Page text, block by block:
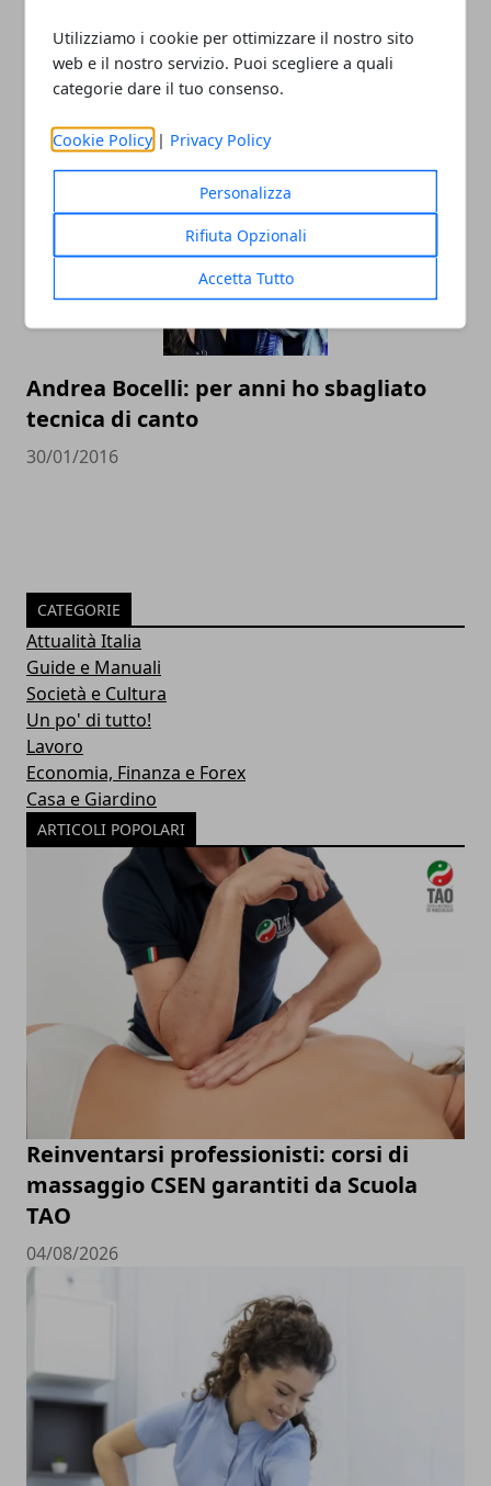
Utilizziamo i cookie per ottimizzare il nostro sito
web e il nostro servizio. Puoi scegliere a quali
categorie dare il tuo consenso.
Cookie Policy | Privacy Policy
Personalizza
Rifiuta Opzionali
Accetta Tutto
Anticipazioni Amici 2016: quattro
direttori artistici, 20 febbraio le novità
20/02/2016
Andrea Bocelli: per anni ho sbagliato
tecnica di canto
30/01/2016
CATEGORIE
Attualità Italia
Guide e Manuali
Società e Cultura
Un po' di tutto!
Lavoro
Economia, Finanza e Forex
Casa e Giardino
ARTICOLI POPOLARI
Reinventarsi professionisti: corsi di
massaggio CSEN garantiti da Scuola
TAO
04/08/2026